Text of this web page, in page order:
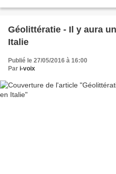
Géolittératie - Il y aura
Italie
Publié le 27/05/2016 à 16:00
Par i-voix